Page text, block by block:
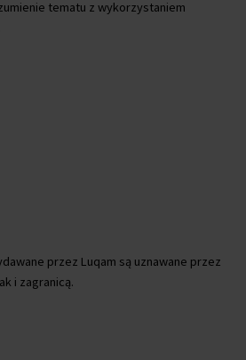
tematu z wykorzystaniem
przez Luqam są uznawane przez
i zagranicą.